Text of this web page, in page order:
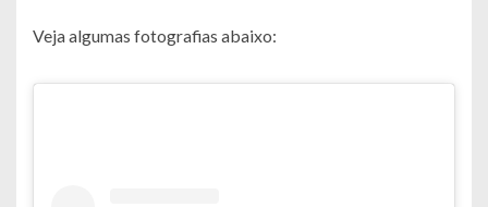
Veja algumas fotografias abaixo: